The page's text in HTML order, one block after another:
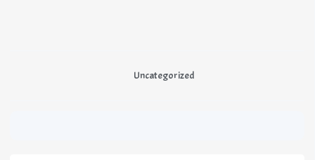
Uncategorized